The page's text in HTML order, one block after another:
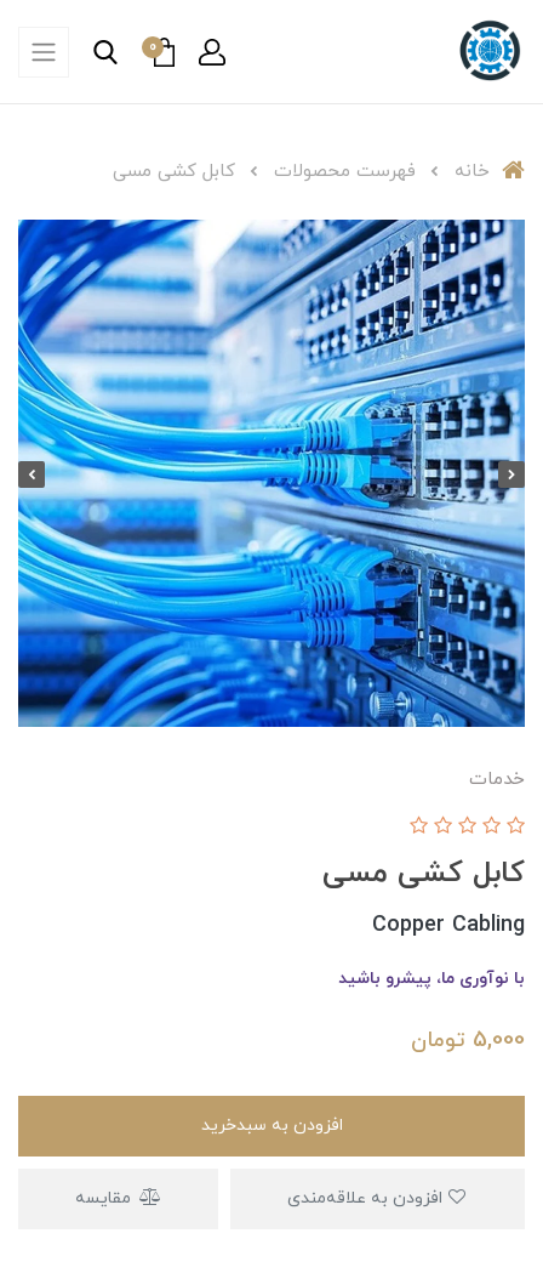
0
خانه فهرست محصولات کابل کشی مسی
خدمات
کابل کشی مسی
Copper Cabling
با نوآوری ما، پیشرو باشید
5,000 تومان
افزودن به سبدخرید
مقایسه